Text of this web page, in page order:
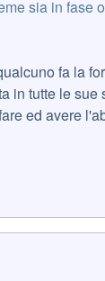
sia in
fa la
in tutte le
ed avere